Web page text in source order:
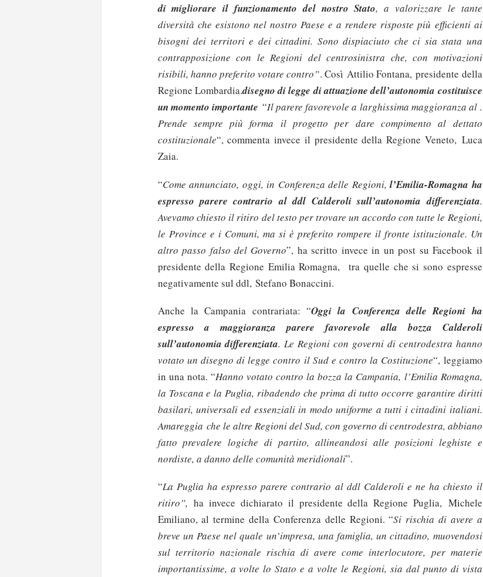
di migliorare il funzionamento del nostro Stato, a valorizzare le tante
diversità che esistono nel nostro Paese e a rendere risposte più efficienti ai
bisogni dei territori e dei cittadini. Sono dispiaciuto che ci sia stata una
contrapposizione con le Regioni del centrosinistra che, con motivazioni
risibili, hanno preferito votare contro”. Così Attilio Fontana, presidente della
Regione Lombardia.disegno di legge di attuazione dell’autonomia costituisce
un momento importante “Il parere favorevole a larghissima maggioranza al .
Prende sempre più forma il progetto per dare compimento al dettato
costituzionale“, commenta invece il presidente della Regione Veneto, Luca
Zaia.
“Come annunciato, oggi, in Conferenza delle Regioni,l’Emilia-Romagna ha
espresso parere contrario al ddl Calderoli sull’autonomia differenziata.
Avevamo chiesto il ritiro del testo per trovare un accordo con tutte le Regioni,
le Province e i Comuni, ma si è preferito rompere il fronte istituzionale. Un
altro passo falso del Governo”, ha scritto invece in un post su Facebook il
presidente della Regione Emilia Romagna, tra quelle che si sono espresse
negativamente sul ddl, Stefano Bonaccini.
Anche la Campania contrariata: “Oggi la Conferenza delle Regioni ha
espresso a maggioranza parere favorevole alla bozza Calderoli
sull’autonomia differenziata. Le Regioni con governi di centrodestra hanno
votato un disegno di legge contro il Sud e contro la Costituzione“, leggiamo
in una nota. “Hanno votato contro la bozza la Campania, l’Emilia Romagna,
la Toscana e la Puglia, ribadendo che prima di tutto occorre garantire diritti
basilari, universali ed essenziali in modo uniforme a tutti i cittadini italiani.
Amareggia che le altre Regioni del Sud, con governo di centrodestra, abbiano
fatto prevalere logiche di partito, allineandosi alle posizioni leghiste e
nordiste, a danno delle comunità meridionali”.
“La Puglia ha espresso parere contrario al ddl Calderoli e ne ha chiesto il
ritiro”,ha invece dichiarato il presidente della Regione Puglia, Michele
Emiliano, al termine della Conferenza delle Regioni. “Si rischia di avere a
breve un Paese nel quale un’impresa, una famiglia, un cittadino, muovendosi
sul territorio nazionale rischia di avere come interlocutore, per materie
importantissime, a volte lo Stato e a volte le Regioni, sia dal punto di vista